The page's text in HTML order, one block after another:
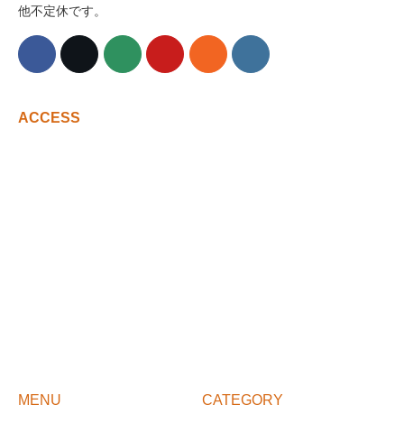
他不定休です。
ACCESS
MENU CATEGORY